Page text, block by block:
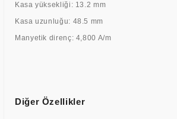
Kasa yüksekliği: 13.2 mm
Kasa uzunluğu: 48.5 mm
Manyetik direnç: 4,800 A/m
Diğer Özellikler